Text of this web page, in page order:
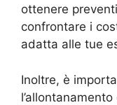
ottenere
confrontare i
adatta alle tue
Inoltre, è